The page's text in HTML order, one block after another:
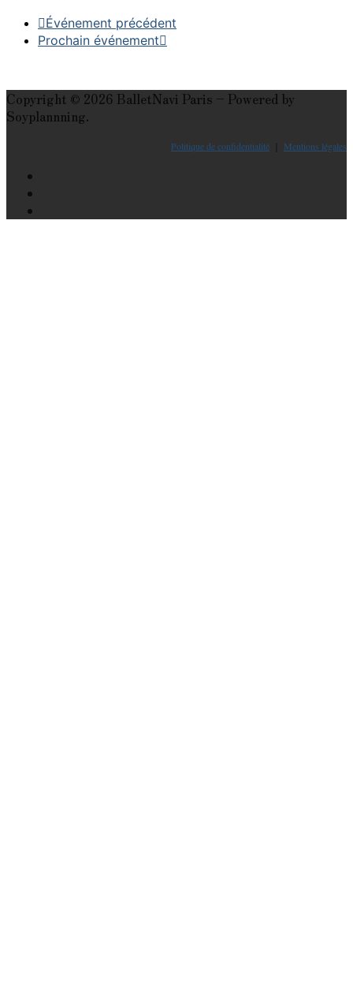
Événement précédent
Prochain événement
Copyright © 2026 BalletNavi Paris – Powered by
Soyplannning.
Politique de confidentialité Mentions légales